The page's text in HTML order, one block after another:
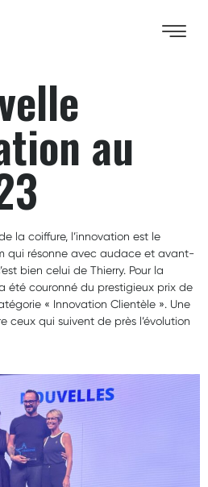
au
la coiffure, l’innovation est le
qui résonne avec audace et avant-
bien celui de Thierry. Pour la
été couronné du prestigieux prix de
« Innovation Clientèle ». Une
ceux qui suivent de près l’évolution